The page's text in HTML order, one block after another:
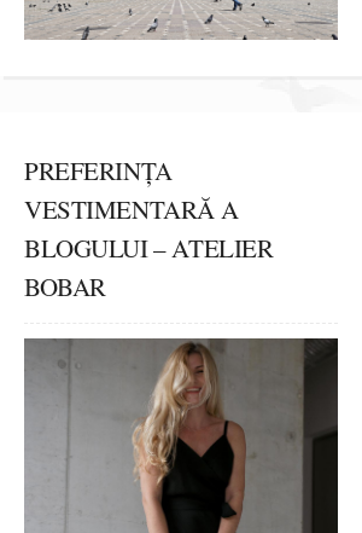
PREFERINȚA
VESTIMENTARĂ A
BLOGULUI – ATELIER
BOBAR